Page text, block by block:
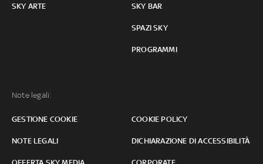
SKY ARTE SKY BAR
SPAZI SKY
PROGRAMMI
Note legali:
GESTIONE COOKIE COOKIE POLICY
NOTE LEGALI DICHIARAZIONE DI ACCESSIBILITÀ